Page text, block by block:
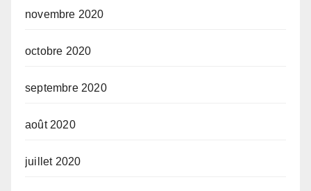
novembre 2020
octobre 2020
septembre 2020
août 2020
juillet 2020